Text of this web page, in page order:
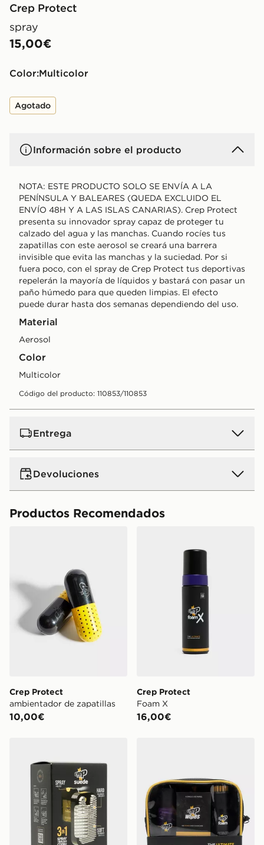
Crep Protect
spray
15,00€
Color: multicolor
Agotado
Información sobre el producto
NOTA: ESTE PRODUCTO SOLO SE ENVÍA A LA
PENÍNSULA Y BALEARES (QUEDA EXCLUIDO EL
ENVÍO 48H Y A LAS ISLAS CANARIAS). Crep Protect
presenta su innovador spray capaz de proteger tu
calzado del agua y las manchas. Cuando rocíes tus
zapatillas con este aerosol se creará una barrera
invisible que evita las manchas y la suciedad. Por si
fuera poco, con el spray de Crep Protect tus deportivas
repelerán la mayoría de líquidos y bastará con pasar un
paño húmedo para que queden limpias. El efecto
puede durar hasta dos semanas dependiendo del uso.
Material
Aerosol
Color
multicolor
Código del producto: 110853/110853
Entrega
Devoluciones
Productos Recomendados
Crep Protect
ambientador de zapatillas
10,00€
Crep Protect
Foam X
16,00€